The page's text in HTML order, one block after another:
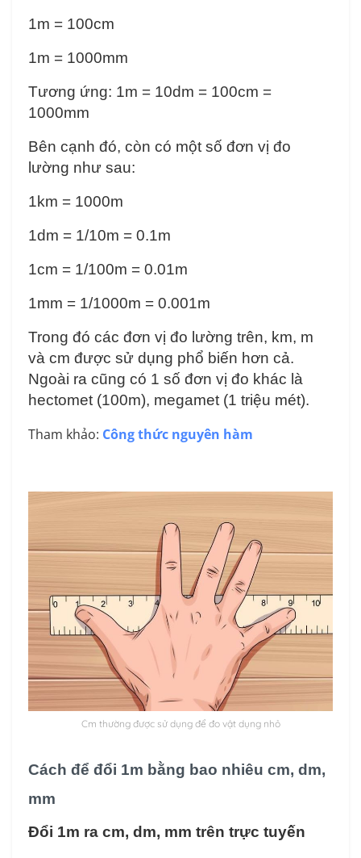
1m = 100cm
1m = 1000mm
Tương ứng: 1m = 10dm = 100cm =
1000mm
Bên cạnh đó, còn có một số đơn vị đo
lường như sau:
1km = 1000m
1dm = 1/10m = 0.1m
1cm = 1/100m = 0.01m
1mm = 1/1000m = 0.001m
Trong đó các đơn vị đo lường trên, km, m
và cm được sử dụng phổ biến hơn cả.
Ngoài ra cũng có 1 số đơn vị đo khác là
hectomet (100m), megamet (1 triệu mét).
Tham khảo: Công thức nguyên hàm
Cm thường được sử dụng để đo vật dụng nhỏ
Cách để đổi 1m bằng bao nhiêu cm, dm,
mm
Đổi 1m ra cm, dm, mm trên trực tuyến